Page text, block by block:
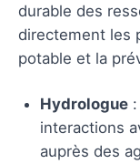
durable des
directement les
potable et la
Hydrologue
interactions
auprès des